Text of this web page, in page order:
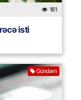
161
isti
Gündəm